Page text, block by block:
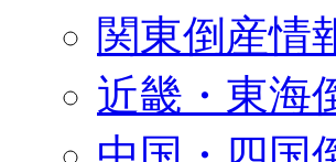
関東倒産情
近畿・東海